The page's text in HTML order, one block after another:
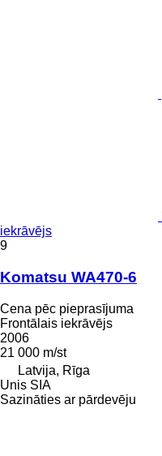
iekrāvējs
9
Komatsu WA470-6
Cena pēc pieprasījuma
Frontālais iekrāvējs
2006
21 000 m/st
Latvija, Rīga
Unis SIA
Sazināties ar pārdevēju